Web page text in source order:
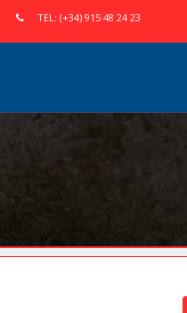
TEL: (+34) 915 48 24 23